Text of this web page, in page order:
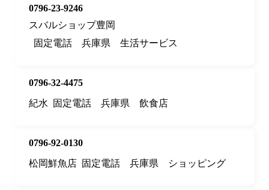
0796-23-9246
スバルショップ豊岡
固定電話
兵庫県 生活サービス
0796-32-4475
紀水
固定電話 兵庫県 飲食店
0796-92-0130
松岡鮮魚店 固定電話 兵庫県 ショッピング